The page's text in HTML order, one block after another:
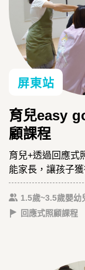
屏東站
育兒easy
顧課程
育兒+透過回應式
能家長，讓孩子
求、與孩子一起成
1.5歲~3.5歲嬰幼
回應式照顧課程